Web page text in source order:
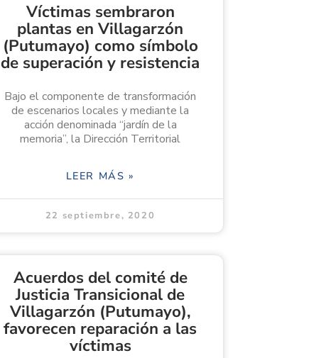
Víctimas sembraron
plantas en Villagarzón
(Putumayo) como símbolo
de superación y resistencia
Bajo el componente de transformación
de escenarios locales y mediante la
acción denominada “jardín de la
memoria”, la Dirección Territorial
LEER MÁS »
22 septiembre, 2020
Acuerdos del comité de
Justicia Transicional de
Villagarzón (Putumayo),
favorecen reparación a las
víctimas